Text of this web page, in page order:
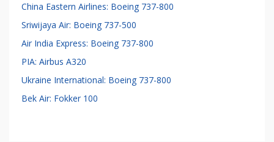
China Eastern Airlines: Boeing 737-800
Sriwijaya Air: Boeing 737-500
Air India Express: Boeing 737-800
PIA: Airbus A320
Ukraine International: Boeing 737-800
Bek Air: Fokker 100